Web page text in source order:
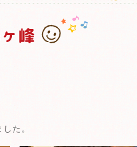
峰
た。